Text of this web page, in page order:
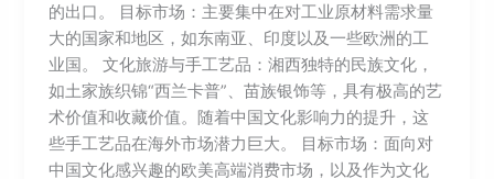
的出口。 目标市场：主要集中在对工业原材料需求量
大的国家和地区，如东南亚、印度以及一些欧洲的工
业国。 文化旅游与手工艺品：湘西独特的民族文化，
如土家族织锦“西兰卡普”、苗族银饰等，具有极高的艺
术价值和收藏价值。随着中国文化影响力的提升，这
些手工艺品在海外市场潜力巨大。 目标市场：面向对
中国文化感兴趣的欧美高端消费市场，以及作为文化